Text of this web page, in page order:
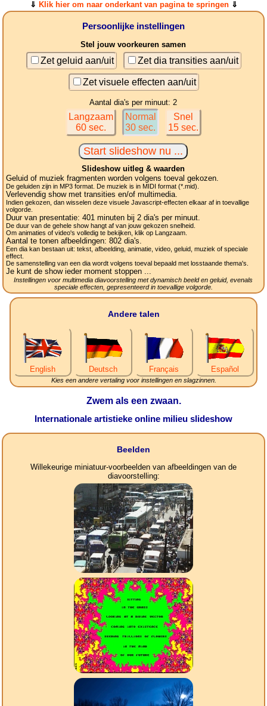
⇓ Klik hier om naar onderkant van pagina te springen⇓
Persoonlijke instellingen
Stel jouw voorkeuren samen
Zet geluid aan/uit Zet dia transities aan/uit
Zet visuele effecten aan/uit
Aantal dia's per minuut: 2
Langzaam
60 sec.
Normal
30 sec.
Snel
15 sec.
Slideshow uitleg & waarden
Geluid of muziek fragmenten worden volgens toeval gekozen.
De geluiden zijn in MP3 format. De muziek is in MIDI format (*.mid).
Verlevendig show met transities en/of multimedia.
Indien gekozen, dan wisselen deze visuele Javascript-effecten elkaar af in toevallige
volgorde.
Duur van presentatie: 401 minuten bij 2 dia's per minuut.
De duur van de gehele show hangt af van jouw gekozen snelheid.
Om animaties of video's volledig te bekijken, klik op Langzaam.
Aantal te tonen afbeeldingen: 802dia's.
Een dia kan bestaan uit: tekst, afbeelding, animatie, video, geluid, muziek of speciale
effect.
De samenstelling van een dia wordt volgens toeval bepaald met losstaande thema's.
Je kunt de show ieder moment stoppen ...
Instellingen voor multimedia diavoorstelling met dynamisch beeld en geluid, evenals
speciale effecten, gepresenteerd in toevallige volgorde.
Andere talen
English Deutsch Français Español
Kies een andere vertaling voor instellingen en slagzinnen.
Zwem als een zwaan.
Internationale artistieke online milieu slideshow
Beelden
Willekeurige miniatuur-voorbeelden van afbeeldingen van de
diavoorstelling: